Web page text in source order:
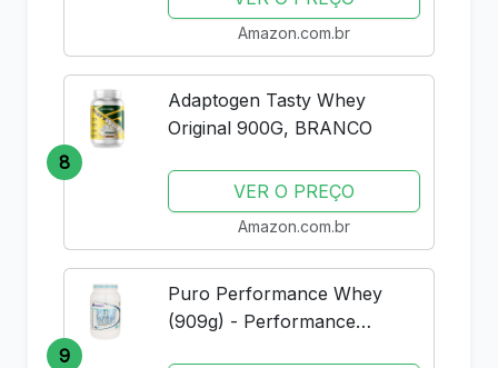
Amazon.com.br
8
Adaptogen Tasty Whey
Original 900G, BRANCO
VER O PREÇO
Amazon.com.br
9
Puro Performance Whey
(909g) - Performance